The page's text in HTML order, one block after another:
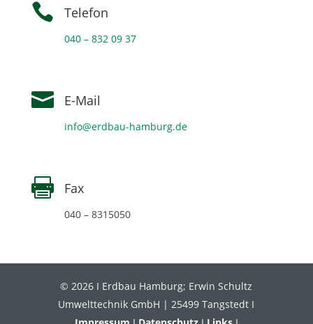
 Telefon
040 – 832 09 37
 E-Mail
info@erdbau-hamburg.de
 Fax
040 – 8315050
© 2026 I Erdbau Hamburg; Erwin Schultz
Umwelttechnik GmbH | 25499 Tangstedt I